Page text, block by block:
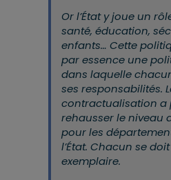
Or l’État y joue un
santé, éducation,
enfants… Cette
par essence une
dans laquelle
ses responsabilités.
contractualisation a
rehausser le niveau
pour les
l’État. Chacun se doit
exemplaire.